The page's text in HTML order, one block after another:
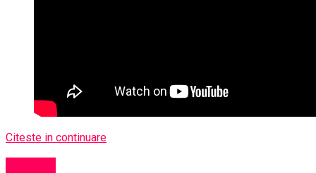
Citeste in continuare